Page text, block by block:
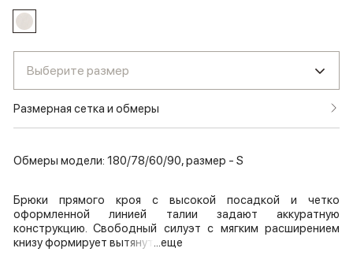
Выберите размер
Размерная сетка и обмеры
Обмеры модели: 180/78/60/90, размер - S
Брюки прямого кроя с высокой посадкой и четко
оформленной линией талии задают аккуратную
конструкцию. Свободный силуэт с мягким расширением
книзу формирует вытянут ...еще